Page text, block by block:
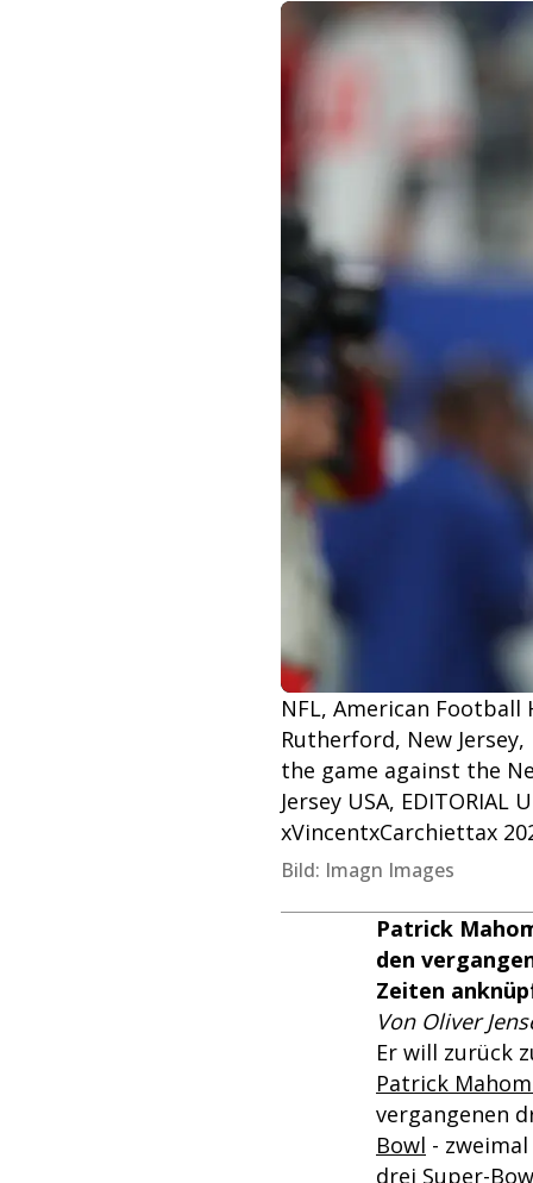
NFL, American Football
Rutherford, New
the game against the
Jersey USA, EDITORIAL
xVincentxCarchiettax
Bild: Imagn Images
Patrick
den
Zeiten
Von Oliver
Er will zurück
Patrick
vergangenen
Bowl -
drei Super-